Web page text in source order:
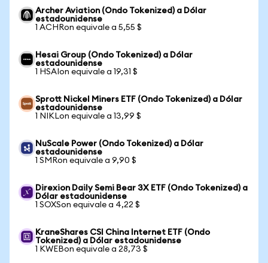
Archer Aviation (Ondo Tokenized) a Dólar
estadounidense
1 ACHRon equivale a 5,55 $
Hesai Group (Ondo Tokenized) a Dólar
estadounidense
1 HSAIon equivale a 19,31 $
Sprott Nickel Miners ETF (Ondo Tokenized) a Dólar
estadounidense
1 NIKLon equivale a 13,99 $
NuScale Power (Ondo Tokenized) a Dólar
estadounidense
1 SMRon equivale a 9,90 $
Direxion Daily Semi Bear 3X ETF (Ondo Tokenized) a
Dólar estadounidense
1 SOXSon equivale a 4,22 $
KraneShares CSI China Internet ETF (Ondo
Tokenized) a Dólar estadounidense
1 KWEBon equivale a 28,73 $